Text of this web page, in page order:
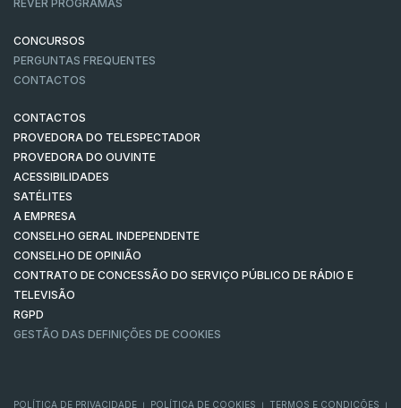
REVER PROGRAMAS
CONCURSOS
PERGUNTAS FREQUENTES
CONTACTOS
CONTACTOS
PROVEDORA DO TELESPECTADOR
PROVEDORA DO OUVINTE
ACESSIBILIDADES
SATÉLITES
A EMPRESA
CONSELHO GERAL INDEPENDENTE
CONSELHO DE OPINIÃO
CONTRATO DE CONCESSÃO DO SERVIÇO PÚBLICO DE RÁDIO E
TELEVISÃO
RGPD
GESTÃO DAS DEFINIÇÕES DE COOKIES
POLÍTICA DE PRIVACIDADE POLÍTICA DE COOKIES TERMOS E CONDIÇÕES